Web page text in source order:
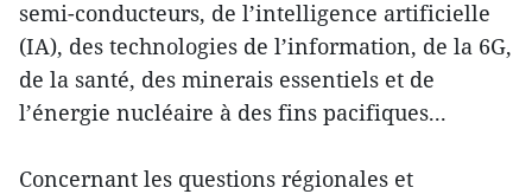
semi-conducteurs, de l’intelligence artificielle
(IA), des technologies de l’information, de la 6G,
de la santé, des minerais essentiels et de
l’énergie nucléaire à des fins pacifiques...
Concernant les questions régionales et